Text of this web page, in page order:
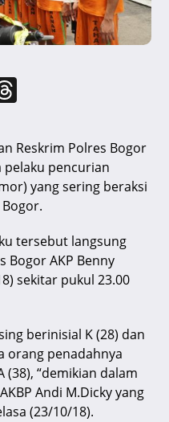
e
a
d
s
Reskrim Polres Bogor
pencurian
yang sering beraksi
tersebut langsung
Bogor AKP Benny
sekitar pukul 23.00
berinisial K (28) dan
orang penadahnya
(38), “demikian dalam
Andi M.Dicky yang
(23/10/18).